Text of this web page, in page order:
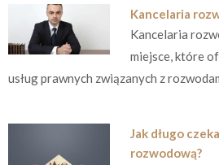
Kancelaria
Kancelaria
miejsce, które
usług prawnych związanych z
Jak długo
rozwodową?